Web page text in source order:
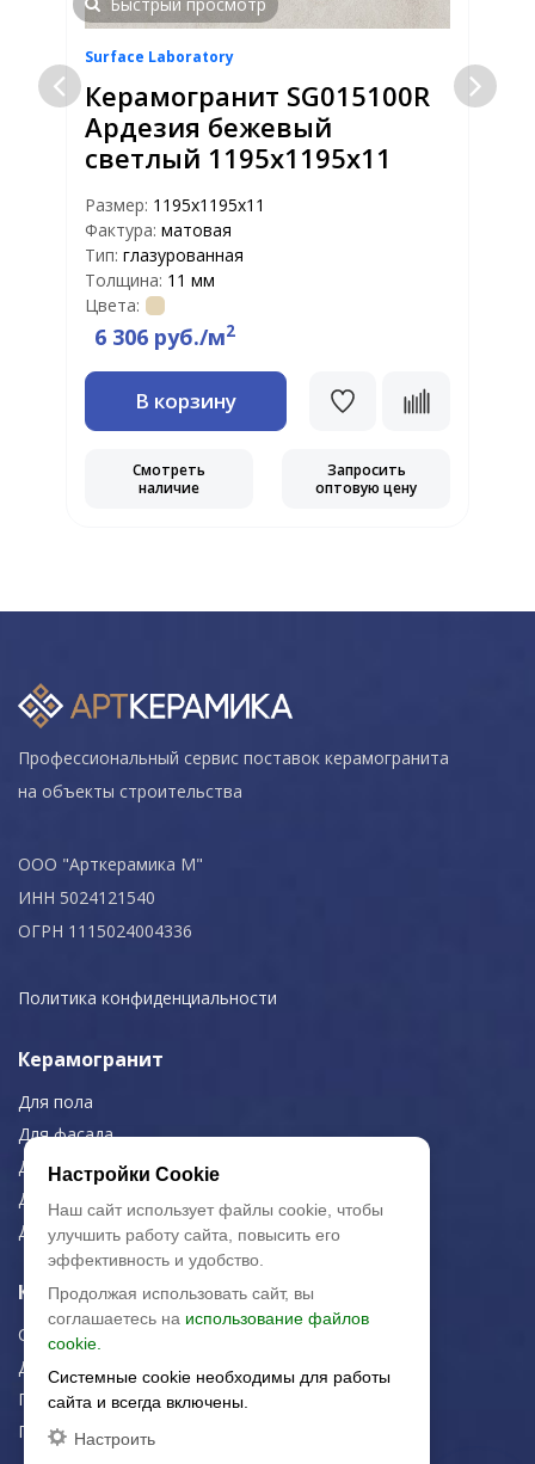
Surface Laboratory
Керамогранит SG015100R
Ардезия бежевый
светлый 1195х1195х11
Размер: 1195х1195х11
Фактура: матовая
Тип: глазурованная
Толщина: 11 мм
Цвета:
6 306 руб./м2
В корзину
Смотреть
наличие
Запросить
оптовую цену
Профессиональный сервис поставок керамогранита
на объекты строительства
ООО "Арткерамика М"
ИНН 5024121540
ОГРН 1115024004336
Политика конфиденциальности
Керамогранит
Для пола
Для фасада
Для дома/офиса
Для МОП
Для улицы
Керамическая плитка
Строительная плитка
Для дома/офиса
Плитка для стен
Плитка для пола
Настройки Cookie
Наш сайт использует файлы cookie, чтобы
улучшить работу сайта, повысить его
эффективность и удобство.
Продолжая использовать сайт, вы
соглашаетесь на использование файлов
cookie.
Системные cookie необходимы для работы
сайта и всегда включены.
Настроить